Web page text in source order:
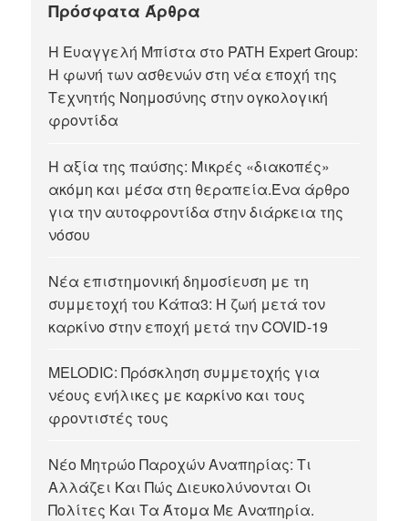
Πρόσφατα Άρθρα
Η Ευαγγελή Μπίστα στο PATH Expert Group:
Η φωνή των ασθενών στη νέα εποχή της
Τεχνητής Νοημοσύνης στην ογκολογική
φροντίδα
Η αξία της παύσης: Μικρές «διακοπές»
ακόμη και μέσα στη θεραπεία.Ένα άρθρο
για την αυτοφροντίδα στην διάρκεια της
νόσου
Νέα επιστημονική δημοσίευση με τη
συμμετοχή του Κάπα3: Η ζωή μετά τον
καρκίνο στην εποχή μετά την COVID-19
MELODIC: Πρόσκληση συμμετοχής για
νέους ενήλικες με καρκίνο και τους
φροντιστές τους
Νέο Μητρώο Παροχών Αναπηρίας: Τι
Αλλάζει Και Πώς Διευκολύνονται Οι
Πολίτες Και Τα Άτομα Με Αναπηρία.